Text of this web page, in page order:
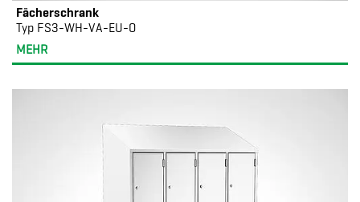
Fächerschrank
Typ FS3-WH-VA-EU-O
MEHR